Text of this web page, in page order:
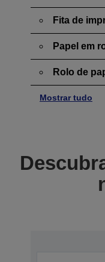
Fita de
Papel em
Rolo de
Mostrar tudo